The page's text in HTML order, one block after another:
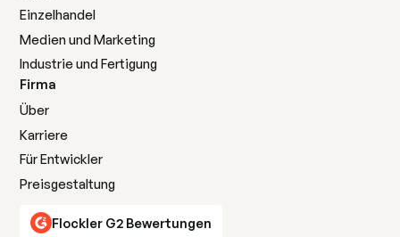
Einzelhandel
Medien und Marketing
Industrie und Fertigung
Firma
Über
Karriere
Für Entwickler
Preisgestaltung
Flockler G2 Bewertungen